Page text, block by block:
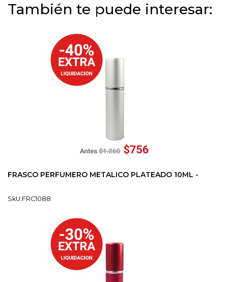
También te puede interesar:
FRASCO PERFUMERO METALICO PLATEADO 10ML -
SkU:FRC1088